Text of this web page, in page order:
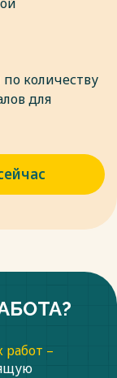
доступность
количеству
для
работ –